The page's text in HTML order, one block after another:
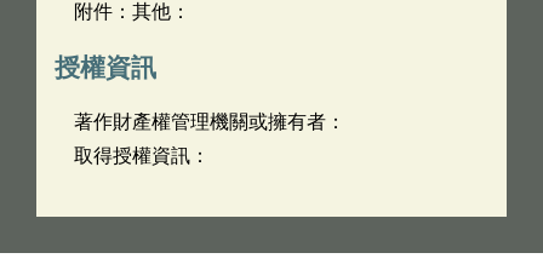
附件：其他：
授權資訊
著作財產權管理機關或擁有者：
取得授權資訊：